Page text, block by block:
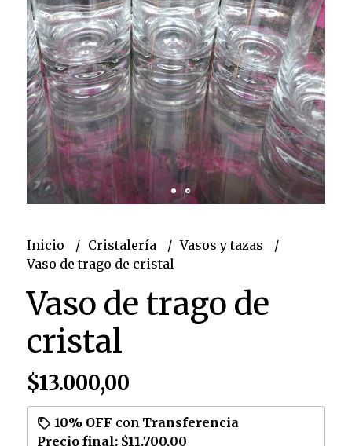
Inicio Cristalería
Vasos y tazas
Vaso de trago de cristal
Vaso de trago de
cristal
$13.000,00
10% OFF con Transferencia
Precio final: $11.700,00